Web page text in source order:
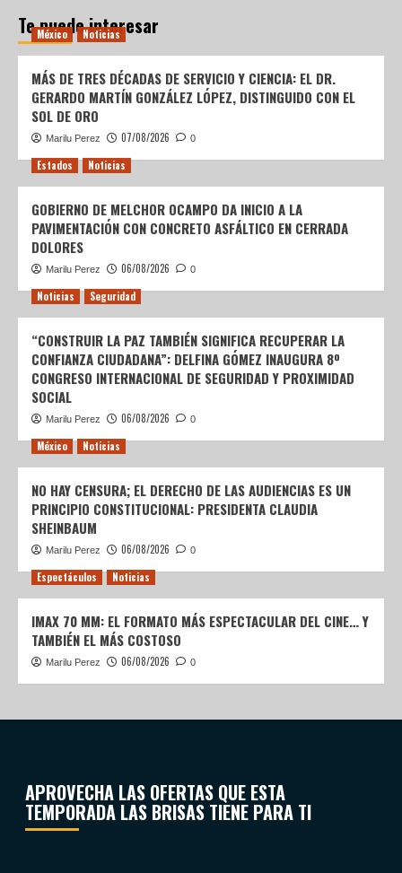
Te puede interesar
México Noticias
MÁS DE TRES DÉCADAS DE SERVICIO Y CIENCIA: EL DR.
GERARDO MARTÍN GONZÁLEZ LÓPEZ, DISTINGUIDO CON EL
SOL DE ORO
Marilu Perez 07/08/2026 0
Estados Noticias
GOBIERNO DE MELCHOR OCAMPO DA INICIO A LA
PAVIMENTACIÓN CON CONCRETO ASFÁLTICO EN CERRADA
DOLORES
Marilu Perez 06/08/2026 0
Noticias Seguridad
“CONSTRUIR LA PAZ TAMBIÉN SIGNIFICA RECUPERAR LA
CONFIANZA CIUDADANA”: DELFINA GÓMEZ INAUGURA 8º
CONGRESO INTERNACIONAL DE SEGURIDAD Y PROXIMIDAD
SOCIAL
Marilu Perez 06/08/2026 0
México Noticias
NO HAY CENSURA; EL DERECHO DE LAS AUDIENCIAS ES UN
PRINCIPIO CONSTITUCIONAL: PRESIDENTA CLAUDIA
SHEINBAUM
Marilu Perez 06/08/2026 0
Espectáculos Noticias
IMAX 70 MM: EL FORMATO MÁS ESPECTACULAR DEL CINE… Y
TAMBIÉN EL MÁS COSTOSO
Marilu Perez 06/08/2026 0
APROVECHA LAS OFERTAS QUE ESTA
TEMPORADA LAS BRISAS TIENE PARA TI